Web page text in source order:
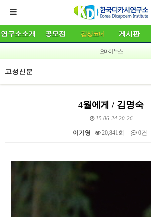
연구소소개 공모전 감상코너 게시판
오마이뉴스
고성신문
4월에게 / 김명숙
15-06-24 20:26
이기영 20,841회 0건